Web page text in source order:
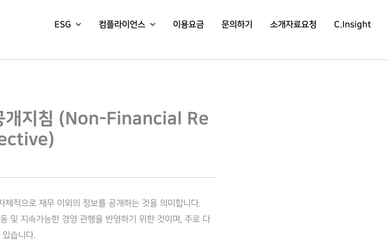
ESG 컴플라이언스 이용요금 문의하기 소개자료요청 C.Insight
개지침 (Non-Financial Re
체적으로 재무 이외의 정보를 공개하는 것을 의미합니다.
및 지속가능한 경영 관행을 반영하기 위한 것이며, 주로 다
습니다.